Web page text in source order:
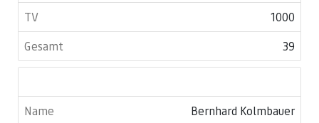
1000
39
Bernhard Kolmbauer